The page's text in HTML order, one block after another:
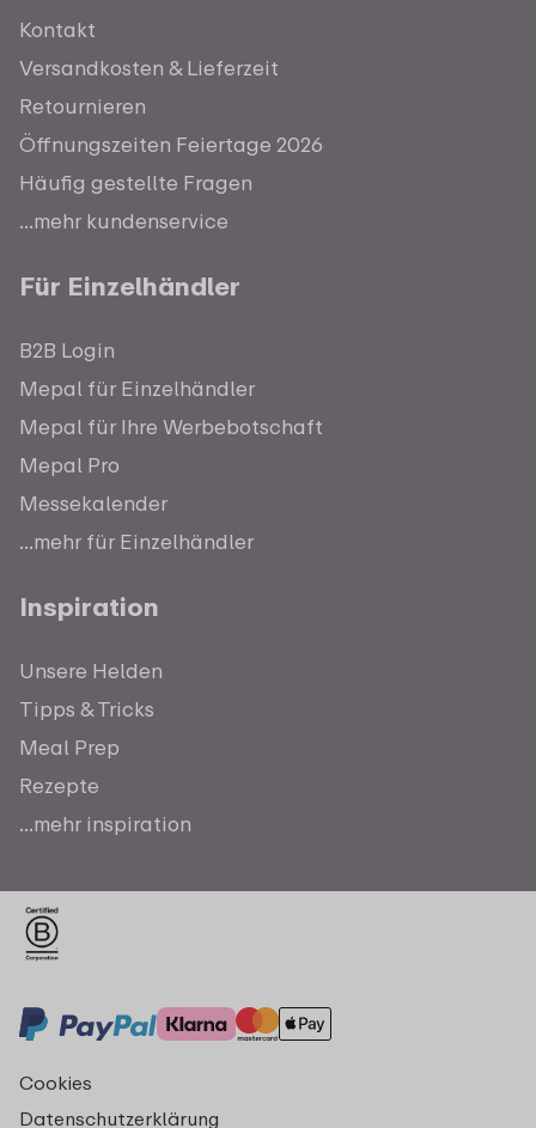
Kontakt
Versandkosten & Lieferzeit
Retournieren
Öffnungszeiten Feiertage 2026
Häufig gestellte Fragen
...mehr kundenservice
Für Einzelhändler
B2B Login
Mepal für Einzelhändler
Mepal für Ihre Werbebotschaft
Mepal Pro
Messekalender
...mehr für Einzelhändler
Inspiration
Unsere Helden
Tipps & Tricks
Meal Prep
Rezepte
...mehr inspiration
Cookies
Datenschutzerklärung